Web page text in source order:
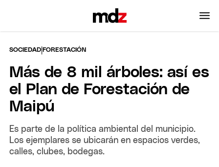
SOCIEDAD |FORESTACIÓN
Más de 8 mil árboles: así es
el Plan de Forestación de
Maipú
Es parte de la política ambiental del municipio.
Los ejemplares se ubicarán en espacios verdes,
calles, clubes, bodegas.